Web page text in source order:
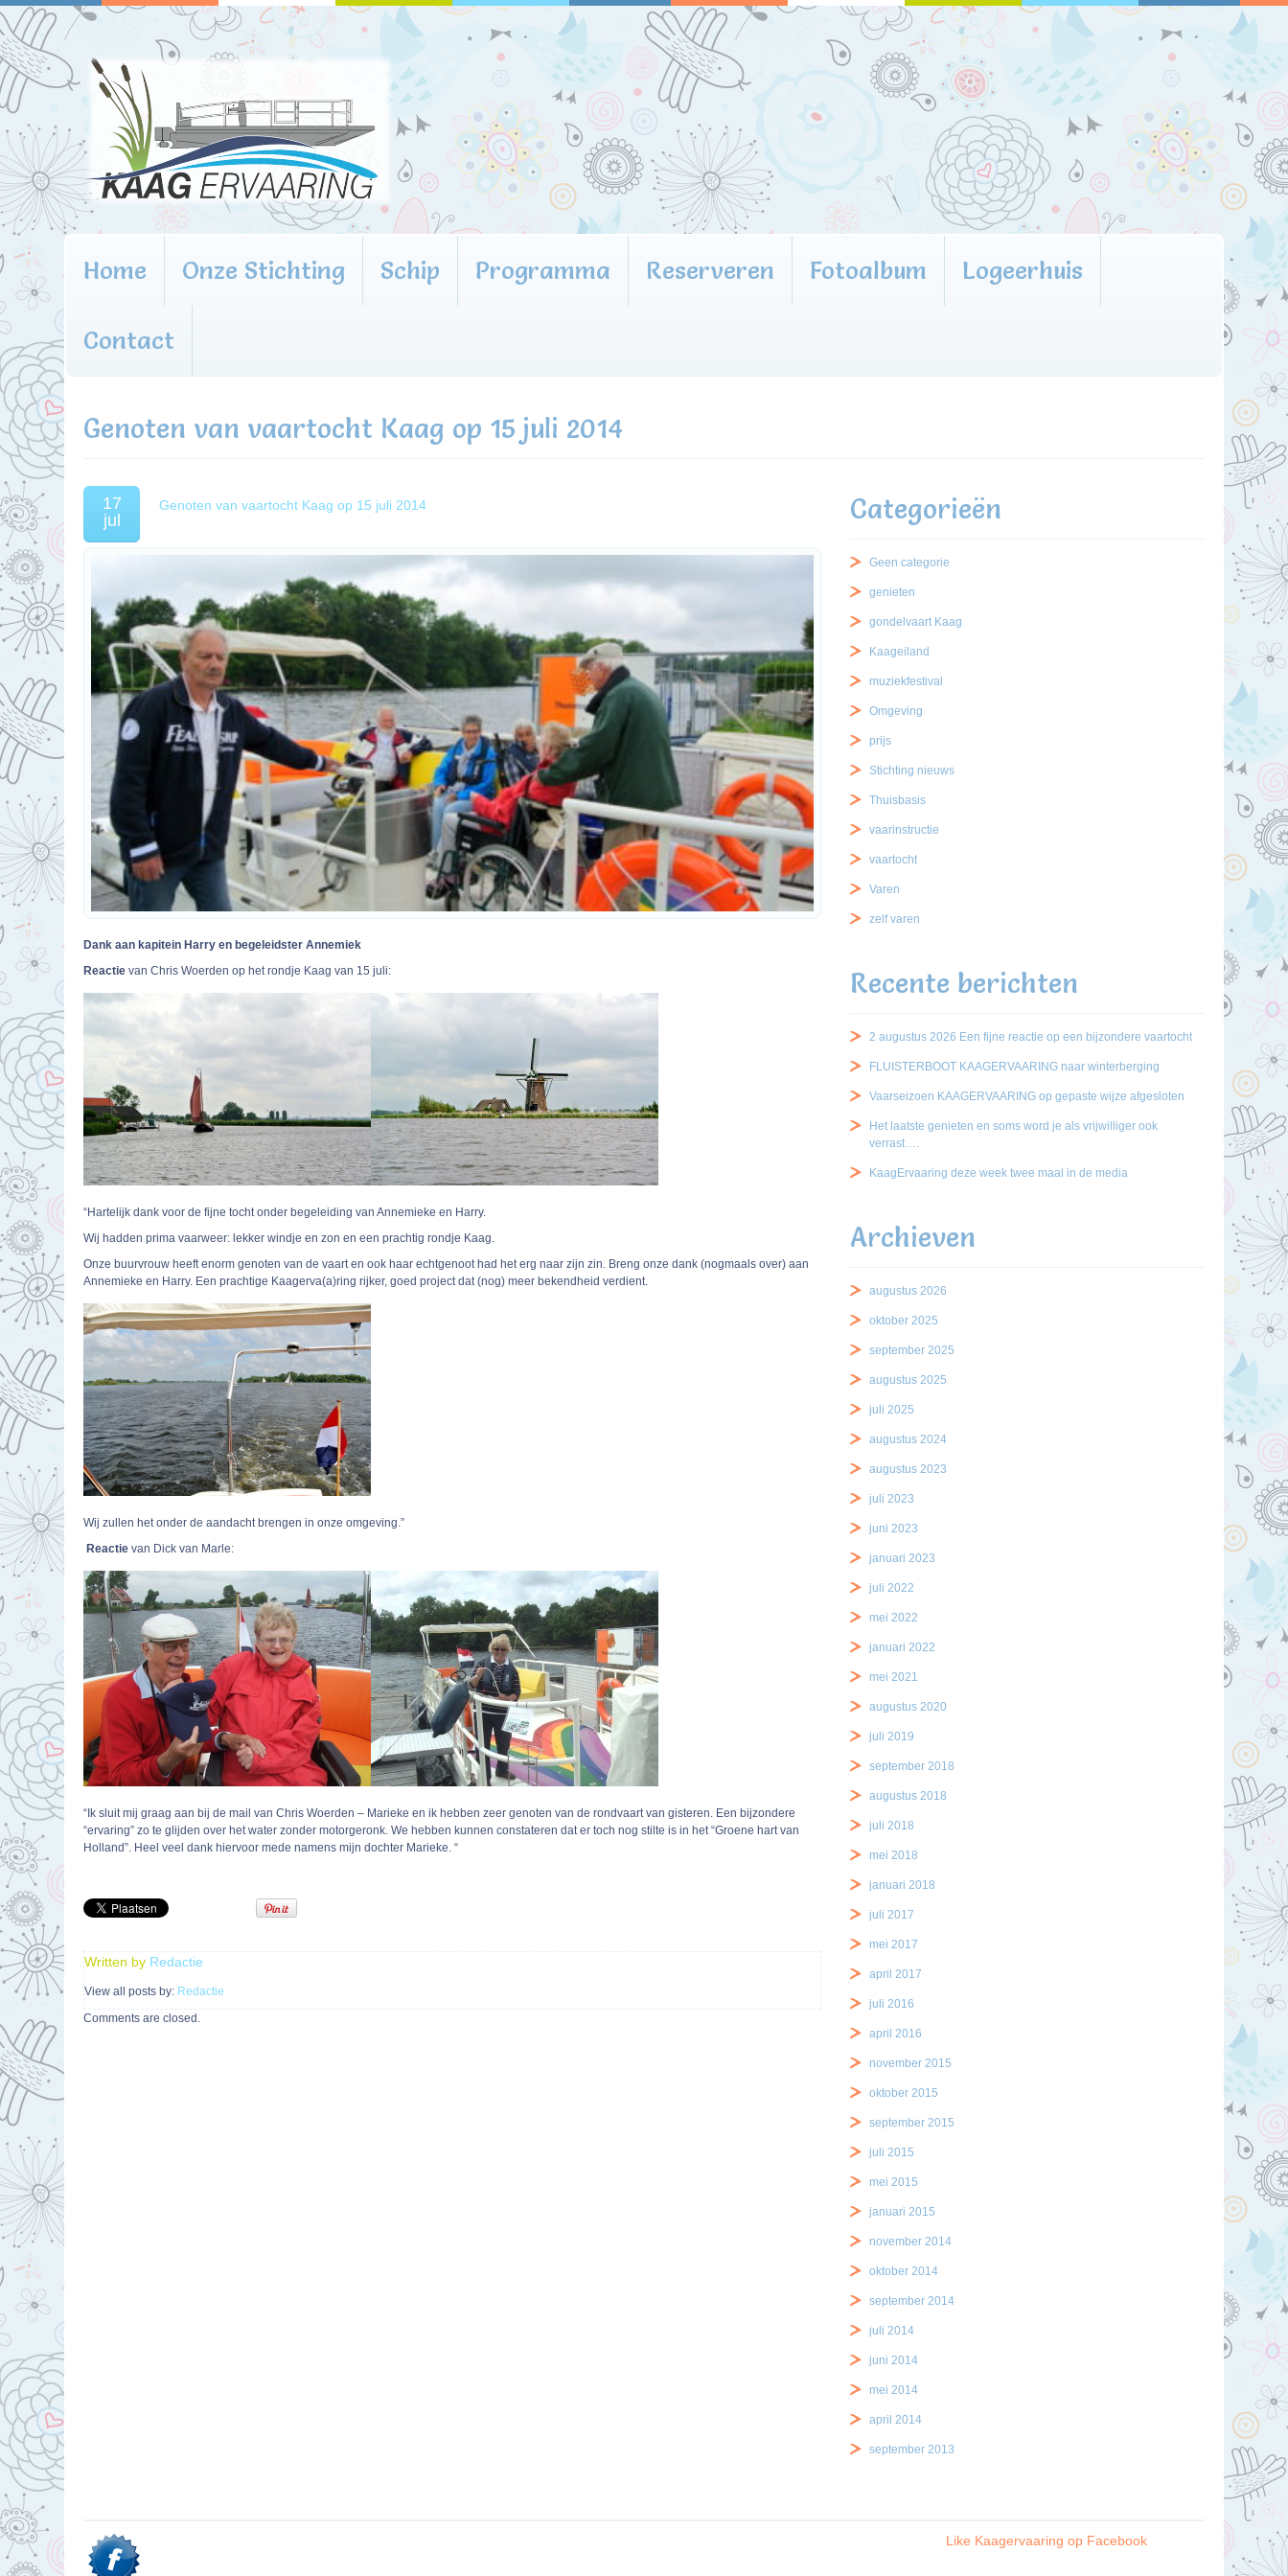
Home Onze Stichting Schip Programma Reserveren Fotoalbum Logeerhuis
Contact
Genoten van vaartocht Kaag op 15 juli 2014
17
jul
Genoten van vaartocht Kaag op 15 juli 2014
Dank aan kapitein Harry en begeleidster Annemiek
Reactie van Chris Woerden op het rondje Kaag van 15 juli:
“Hartelijk dank voor de fijne tocht onder begeleiding van Annemieke en Harry.
Wij hadden prima vaarweer: lekker windje en zon en een prachtig rondje Kaag.
Onze buurvrouw heeft enorm genoten van de vaart en ook haar echtgenoot had het erg naar zijn zin. Breng onze dank (nogmaals over) aan
Annemieke en Harry. Een prachtige Kaagerva(a)ring rijker, goed project dat (nog) meer bekendheid verdient.
Wij zullen het onder de aandacht brengen in onze omgeving.”
Reactie van Dick van Marle:
“Ik sluit mij graag aan bij de mail van Chris Woerden – Marieke en ik hebben zeer genoten van de rondvaart van gisteren. Een bijzondere
“ervaring” zo te glijden over het water zonder motorgeronk. We hebben kunnen constateren dat er toch nog stilte is in het “Groene hart van
Holland”. Heel veel dank hiervoor mede namens mijn dochter Marieke. “
Written by Redactie
View all posts by: Redactie
Comments are closed.
Categorieën
Geen categorie
genieten
gondelvaart Kaag
Kaageiland
muziekfestival
Omgeving
prijs
Stichting nieuws
Thuisbasis
vaarinstructie
vaartocht
Varen
zelf varen
Recente berichten
2 augustus 2026 Een fijne reactie op een bijzondere vaartocht
FLUISTERBOOT KAAGERVAARING naar winterberging
Vaarseizoen KAAGERVAARING op gepaste wijze afgesloten
Het laatste genieten en soms word je als vrijwilliger ook
verrast….
KaagErvaaring deze week twee maal in de media
Archieven
augustus 2026
oktober 2025
september 2025
augustus 2025
juli 2025
augustus 2024
augustus 2023
juli 2023
juni 2023
januari 2023
juli 2022
mei 2022
januari 2022
mei 2021
augustus 2020
juli 2019
september 2018
augustus 2018
juli 2018
mei 2018
januari 2018
juli 2017
mei 2017
april 2017
juli 2016
april 2016
november 2015
oktober 2015
september 2015
juli 2015
mei 2015
januari 2015
november 2014
oktober 2014
september 2014
juli 2014
juni 2014
mei 2014
april 2014
september 2013
Like Kaagervaaring op Facebook